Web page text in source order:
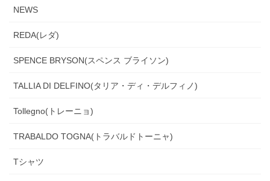
NEWS
REDA(レダ)
SPENCE BRYSON(スペンス ブライソン)
TALLIA DI DELFINO(タリア・ディ・デルフィノ)
Tollegno(トレーニョ)
TRABALDO TOGNA(トラバルドトーニャ)
Tシャツ